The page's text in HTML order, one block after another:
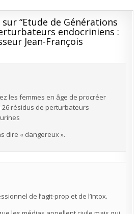
“Etude de Générations
endocriniens :
Jean-François
les femmes en âge de procréer
26 résidus de perturbateurs
dire « dangereux ».
de l’agit-prop et de l’intox.